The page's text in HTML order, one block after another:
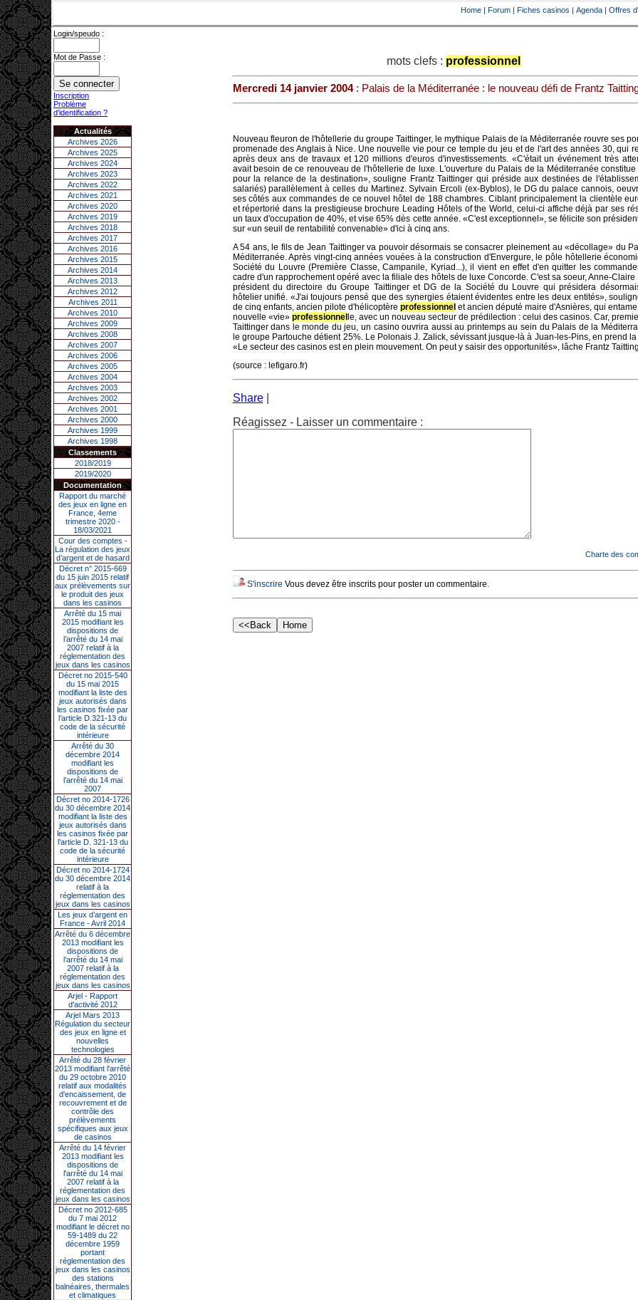
Home | Forum | Fiches casinos | Agenda | Offres
Login/speudo :
Mot de Passe :
Inscription
Problème
d'identification ?
Actualités
Archives 2026
Archives 2025
Archives 2024
Archives 2023
Archives 2022
Archives 2021
Archives 2020
Archives 2019
Archives 2018
Archives 2017
Archives 2016
Archives 2015
Archives 2014
Archives 2013
Archives 2012
Archives 2011
Archives 2010
Archives 2009
Archives 2008
Archives 2007
Archives 2006
Archives 2005
Archives 2004
Archives 2003
Archives 2002
Archives 2001
Archives 2000
Archives 1999
Archives 1998
Classements
2018/2019
2019/2020
Documentation
Rapport du marché
des jeux en ligne en
France, 4eme
trimestre 2020 -
18/03/2021
Cour des comptes -
La régulation des jeux
d’argent et de hasard
Décret n° 2015-669
du 15 juin 2015 relatif
aux prélèvements sur
le produit des jeux
dans les casinos
Arrêté du 15 mai
2015 modifiant les
dispositions de
l’arrêté du 14 mai
2007 relatif à la
réglementation des
jeux dans les casinos
Décret no 2015-540
du 15 mai 2015
modifiant la liste des
jeux autorisés dans
les casinos fixée par
l’article D.321-13 du
code de la sécurité
intérieure
Arrêté du 30
décembre 2014
modifiant les
dispositions de
l’arrêté du 14 mai
2007
Décret no 2014-1726
du 30 décembre 2014
modifiant la liste des
jeux autorisés dans
les casinos fixée par
l’article D. 321-13 du
code de la sécurité
intérieure
Décret no 2014-1724
du 30 décembre 2014
relatif à la
réglementation des
jeux dans les casinos
Les jeux d’argent en
France - Avril 2014
Arrêté du 6 décembre
2013 modifiant les
dispositions de
l’arrêté du 14 mai
2007 relatif à la
réglementation des
jeux dans les casinos
Arjel - Rapport
d'activité 2012
Arjel Mars 2013
Régulation du secteur
des jeux en ligne et
nouvelles
technologies
Arrêté du 28 février
2013 modifiant l'arrêté
du 29 octobre 2010
relatif aux modalités
d'encaissement, de
recouvrement et de
contrôle des
prélèvements
spécifiques aux jeux
de casinos
Arrêté du 14 février
2013 modifiant les
dispositions de
l'arrêté du 14 mai
2007 relatif à la
réglementation des
jeux dans les casinos
Décret no 2012-685
du 7 mai 2012
modifiant le décret no
59-1489 du 22
décembre 1959
portant
réglementation des
jeux dans les casinos
des stations
balnéaires, thermales
et climatiques
mots clefs : professionnel
Mercredi 14 janvier 2004: Palais de la Méditerranée : le nouveau défi de Frantz
Nouveau fleuron de l'hôtellerie du groupe Taittinger, le mythique Palais de la Méditerranée rouvre ses
promenade des Anglais à Nice. Une nouvelle vie pour ce temple du jeu et de l'art des années 30, qui
après deux ans de travaux et 120 millions d'euros d'investissements. «C'était un événement très
avait besoin de ce renouveau de l'hôtellerie de luxe. L'ouverture du Palais de la Méditerranée constitue
pour la relance de la destination», souligne Frantz Taittinger qui préside aux destinées de
salariés) parallèlement à celles du Martinez. Sylvain Ercoli (ex-Byblos), le DG du palace cannois,
ses côtés aux commandes de ce nouvel hôtel de 188 chambres. Ciblant principalement la clientèle
et répertorié dans la prestigieuse brochure Leading Hôtels of the World, celui-ci affiche déjà par ses
un taux d'occupation de 40%, et vise 65% dès cette année. «C'est exceptionnel», se félicite son
sur «un seuil de rentabilité convenable» d'ici à cinq ans.
A 54 ans, le fils de Jean Taittinger va pouvoir désormais se consacrer pleinement au «décollage» du
Méditerranée. Après vingt-cinq années vouées à la construction d'Envergure, le pôle hôtellerie
Société du Louvre (Première Classe, Campanile, Kyriad...), il vient en effet d'en quitter les
cadre d'un rapprochement opéré avec la filiale des hôtels de luxe Concorde. C'est sa soeur, Anne-Claire
président du directoire du Groupe Taittinger et DG de la Société du Louvre qui présidera
hôtelier unifié. «J'ai toujours pensé que des synergies étaient évidentes entre les deux entités»,
de cinq enfants, ancien pilote d'hélicoptère professionnel et ancien député maire d'Asnières, qui
nouvelle «vie» professionnel le, avec un nouveau secteur de prédilection : celui des casinos. Car,
Taittinger dans le monde du jeu, un casino ouvrira aussi au printemps au sein du Palais de la
le groupe Partouche détient 25%. Le Polonais J. Zalick, sévissant jusque-là à Juan-les-Pins, en prend
«Le secteur des casinos est en plein mouvement. On peut y saisir des opportunités», lâche Frantz
(source : lefigaro.fr)
Share
Réagissez - Laisser un commentaire :
Charte des
S'inscrire Vous devez être inscrits pour poster un commentaire.